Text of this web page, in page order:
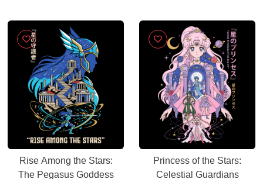
Rise Among the Stars:
The Pegasus Goddess
Princess of the Stars:
Celestial Guardians